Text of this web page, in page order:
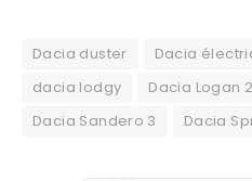
Dacia duster Dacia
dacia lodgy
Dacia Logan
Dacia Sandero 3
Dacia